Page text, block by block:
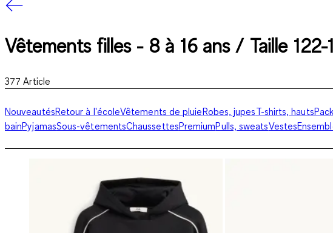
Vêtements filles - 8 à 16 ans / Taille 122-
377 Article
NouveautésRetour à l'écoleVêtements de pluieRobes, jupesT-shirts, hauts
bainPyjamasSous-vêtementsChaussettesPremiumPulls, sweatsVestes